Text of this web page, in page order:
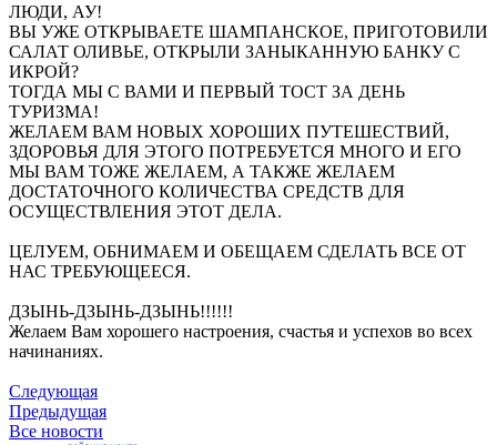
ЛЮДИ, АУ!
ВЫ УЖЕ ОТКРЫВАЕТЕ ШАМПАНСКОЕ, ПРИГОТОВИЛИ
САЛАТ ОЛИВЬЕ, ОТКРЫЛИ ЗАНЫКАННУЮ БАНКУ С
ИКРОЙ?
ТОГДА МЫ С ВАМИ И ПЕРВЫЙ ТОСТ ЗА ДЕНЬ
ТУРИЗМА!
ЖЕЛАЕМ ВАМ НОВЫХ ХОРОШИХ ПУТЕШЕСТВИЙ,
ЗДОРОВЬЯ ДЛЯ ЭТОГО ПОТРЕБУЕТСЯ МНОГО И ЕГО
МЫ ВАМ ТОЖЕ ЖЕЛАЕМ, А ТАКЖЕ ЖЕЛАЕМ
ДОСТАТОЧНОГО КОЛИЧЕСТВА СРЕДСТВ ДЛЯ
ОСУЩЕСТВЛЕНИЯ ЭТОТ ДЕЛА.
ЦЕЛУЕМ, ОБНИМАЕМ И ОБЕЩАЕМ СДЕЛАТЬ ВСЕ ОТ
НАС ТРЕБУЮЩЕЕСЯ.
ДЗЫНЬ-ДЗЫНЬ-ДЗЫНЬ!!!!!!
Желаем Вам хорошего настроения, счастья и успехов во всех
начинаниях.
Следующая
Предыдущая
Все новости